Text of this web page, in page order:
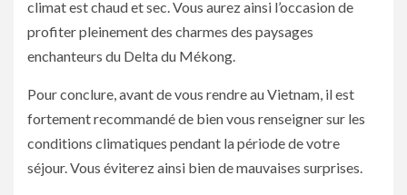
climat est chaud et sec. Vous aurez ainsi l’occasion de
profiter pleinement des charmes des paysages
enchanteurs du Delta du Mékong.
Pour conclure, avant de vous rendre au Vietnam, il est
fortement recommandé de bien vous renseigner sur les
conditions climatiques pendant la période de votre
séjour. Vous éviterez ainsi bien de mauvaises surprises.